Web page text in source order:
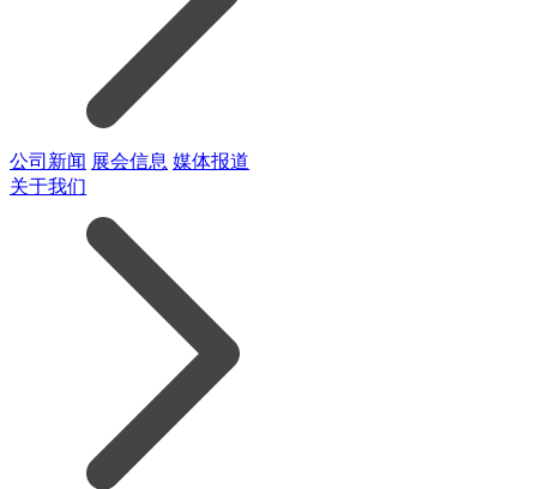
公司新闻 展会信息 媒体报道
关于我们